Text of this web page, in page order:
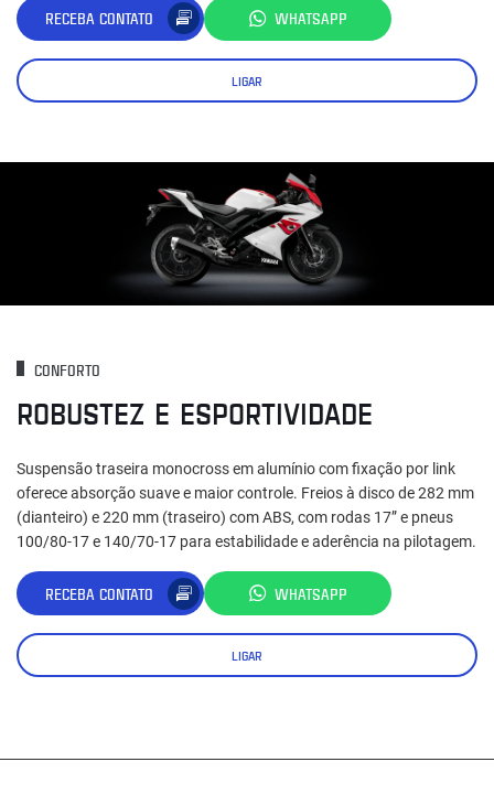
RECEBA CONTATO WHATSAPP
LIGAR
CONFORTO
ROBUSTEZ E ESPORTIVIDADE
Suspensão traseira monocross em alumínio com fixação por link
oferece absorção suave e maior controle. Freios à disco de 282 mm
(dianteiro) e 220 mm (traseiro) com ABS, com rodas 17” e pneus
100/80‑17 e 140/70‑17 para estabilidade e aderência na pilotagem.
RECEBA CONTATO WHATSAPP
LIGAR